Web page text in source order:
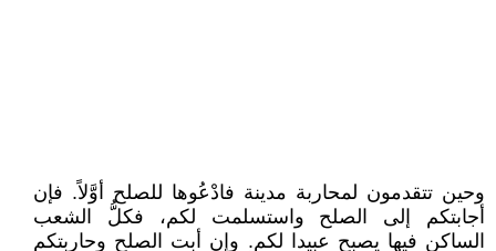
وحين تتقدمون لمحاربة مدينة فادْعُوها للصلح أوَّلاً. فإن
أجابتكم إلى الصلح واستسلمت لكم، فكلُّ الشعب
الساكن فيها يصبح عبيدا لكم. وإن أبت الصلح وحاربتكم